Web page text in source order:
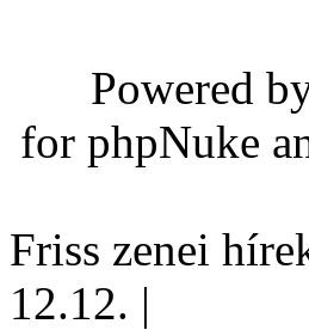
Powered
for phpNuke
Friss zenei
12.12. |